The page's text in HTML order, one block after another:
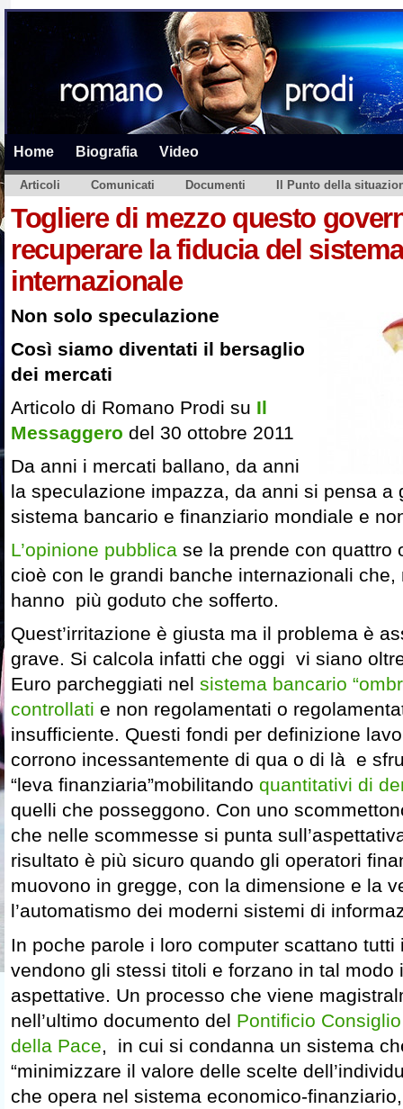
Home Biografia Video
Articoli Comunicati Documenti Il Punto della
Togliere di mezzo questo
recuperare la fiducia del
internazionale
Non solo speculazione
Così siamo diventati il bersaglio
dei mercati
Articolo di Romano Prodi su Il
Messaggero del 30 ottobre 2011
Da anni i mercati ballano, da anni
la speculazione impazza, da anni si pensa a
sistema bancario e finanziario mondiale e
L’opinione pubblica se la prende con quattro
cioè con le grandi banche internazionali
hanno più goduto che sofferto.
Quest’irritazione è giusta ma il problema è
grave. Si calcola infatti che oggi vi siano
Euro parcheggiati nel sistema bancario
controllati e non regolamentati o
insufficiente. Questi fondi per definizione
corrono incessantemente di qua o di là e
“leva finanziaria”mobilitando quantitativi di
quelli che posseggono. Con uno
che nelle scommesse si punta
risultato è più sicuro quando gli operatori
muovono in gregge, con la dimensione e la
l’automatismo dei moderni sistemi di
In poche parole i loro computer scattano
vendono gli stessi titoli e forzano in tal modo
aspettative. Un processo che viene
nell’ultimo documento del Pontificio
della Pace , in cui si condanna un sistema
“minimizzare il valore delle scelte
che opera nel sistema economico-